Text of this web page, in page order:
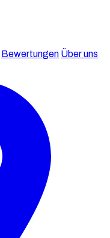
Bewertungen Über uns